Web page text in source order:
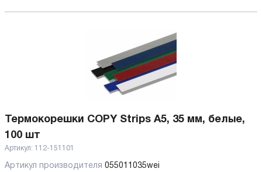
Термокорешки COPY Strips A5, 35 мм, белые,
100 шт
Артикул: 112-151101
Артикул производителя 055011035wei